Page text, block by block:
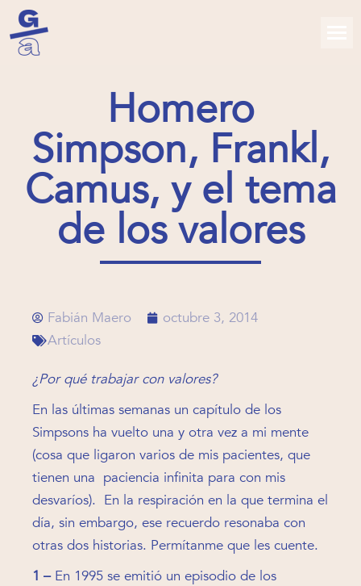
Homero
Simpson, Frankl,
Camus, y el tema
de los valores
Fabián Maero
octubre 3, 2014
Artículos
¿Por qué trabajar con valores?
En las últimas semanas un capítulo de los
Simpsons ha vuelto una y otra vez a mi mente
(cosa que ligaron varios de mis pacientes, que
tienen una paciencia infinita para con mis
desvaríos). En la respiración en la que termina el
día, sin embargo, ese recuerdo resonaba con
otras dos historias. Permítanme que les cuente.
1 – En 1995 se emitió un episodio de los